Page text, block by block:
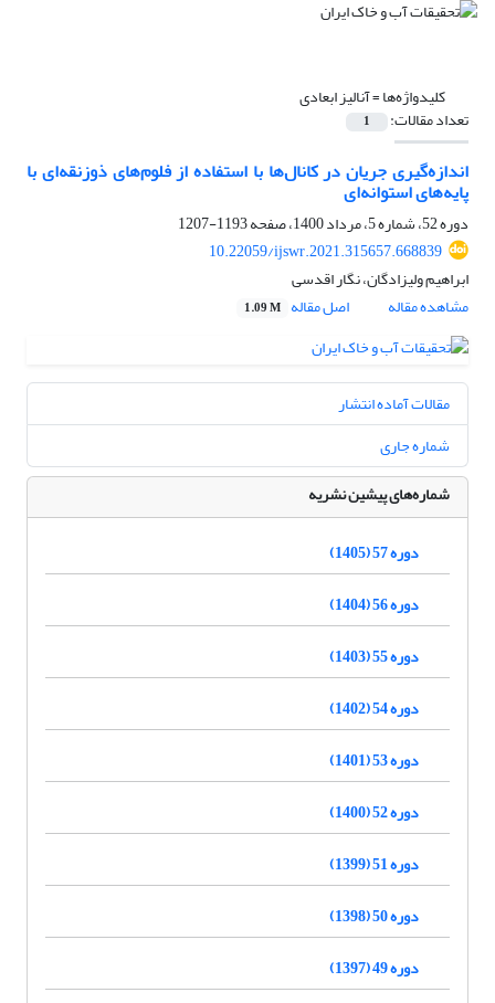
کلیدواژه‌ها =آنالیز ابعادی
تعداد مقالات: 1
اندازه‌گیری جریان در کانال‌ها با استفاده از فلوم‌های ذوزنقه‌ای با
پایه‌های استوانه‌ای
دوره 52، شماره 5، مرداد 1400، صفحه
1193-1207
10.22059/ijswr.2021.315657.668839
ابراهیم ولیزادگان، نگار اقدسی
مشاهده مقاله
اصل مقاله 1.09 M
مقالات آماده انتشار
شماره جاری
شماره‌های پیشین نشریه
دوره 57 (1405)
دوره 56 (1404)
دوره 55 (1403)
دوره 54 (1402)
دوره 53 (1401)
دوره 52 (1400)
دوره 51 (1399)
دوره 50 (1398)
دوره 49 (1397)